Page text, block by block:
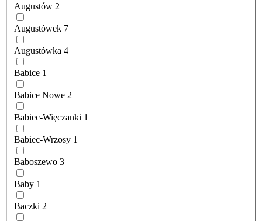
Augustów 2
Augustówek 7
Augustówka 4
Babice 1
Babice Nowe 2
Babiec-Więczanki 1
Babiec-Wrzosy 1
Baboszewo 3
Baby 1
Baczki 2